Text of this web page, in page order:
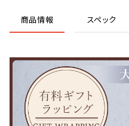
商品情報 スペック